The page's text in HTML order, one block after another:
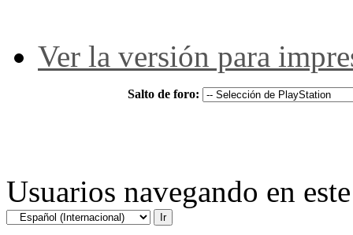
Ver la versión para
Salto de foro:
Usuarios navegando en